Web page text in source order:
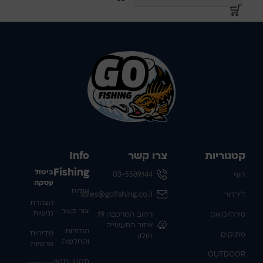
Info
Fishing
אודות
צור קשר
החזרות
והחלפות
ביטול
עסקה
הצהרת
נגישות
מדיניות
פרטיות
קטגוריות
חוף
ז'ירז'ור
סירה/קיאק
מתוקים
OUTDOOR
צרו קשר
03-5589144
sales@gofishing.co.il
רחוב המרכבה 19
איזור התעשייה
חולון